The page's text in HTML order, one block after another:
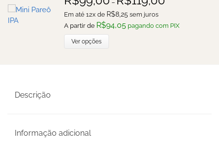
–
Em até 12x de R$8,25 sem juros
A partir de R$94,05 pagando com PIX
Ver opções
Descrição
Informação adicional